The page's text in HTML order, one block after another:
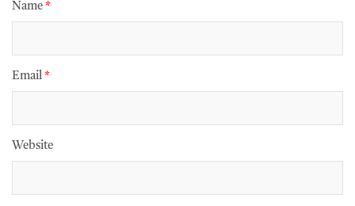
Name *
Email *
Website